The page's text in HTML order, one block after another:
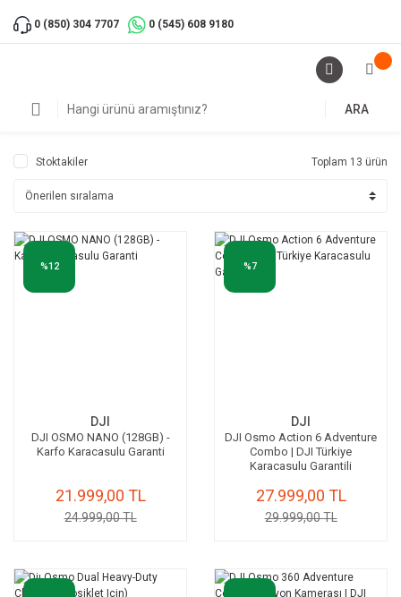
0 (850) 304 7707 0 (545) 608 9180
ARA
Stoktakiler Toplam 13 ürün
%12
DJI
DJI OSMO NANO (128GB) -
Karfo Karacasulu Garanti
21.999,00 TL
24.999,00 TL
%7
DJI
DJI Osmo Action 6 Adventure
Combo | DJI Türkiye
Karacasulu Garantili
27.999,00 TL
29.999,00 TL